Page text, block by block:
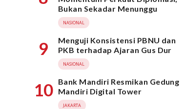
Bukan Sekadar Menunggu
NASIONAL
9
Menguji Konsistensi PBNU dan
PKB terhadap Ajaran Gus Dur
NASIONAL
10 Bank Mandiri Resmikan Gedung
Mandiri Digital Tower
JAKARTA